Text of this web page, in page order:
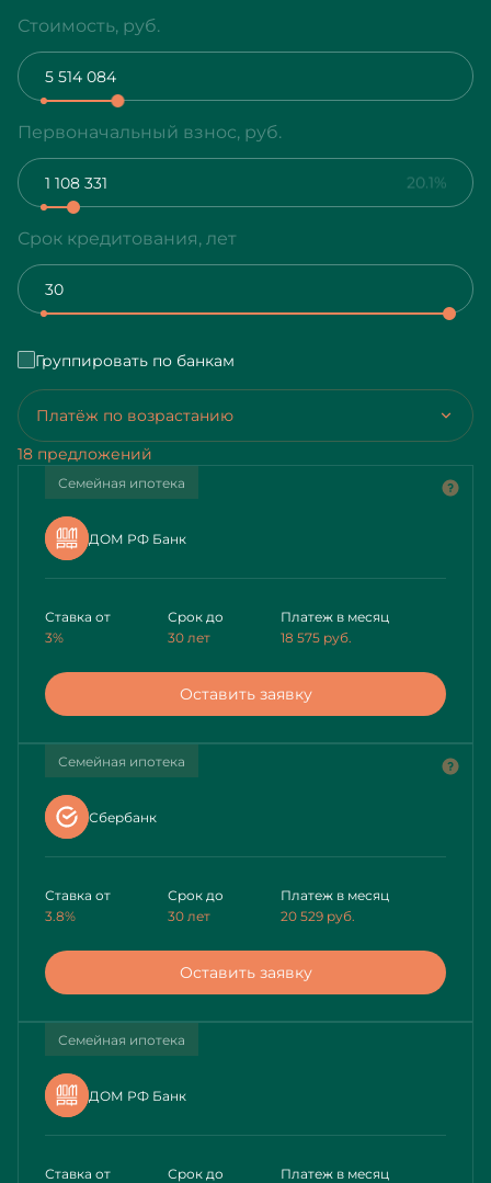
Стоимость, руб.
Первоначальный взнос, руб.
20.1%
Срок кредитования, лет
Группировать по банкам
Платёж по возрастанию
18 предложений
Семейная ипотека
ДОМ РФ Банк
Ставка от
3%
Срок до
30 лет
Платеж в месяц
18 575 руб.
Оставить заявку
Семейная ипотека
Сбербанк
Ставка от
3.8%
Срок до
30 лет
Платеж в месяц
20 529 руб.
Оставить заявку
Семейная ипотека
ДОМ РФ Банк
Ставка от
Срок до
Платеж в месяц